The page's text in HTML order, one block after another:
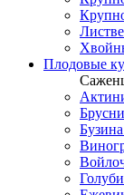
Плодовые